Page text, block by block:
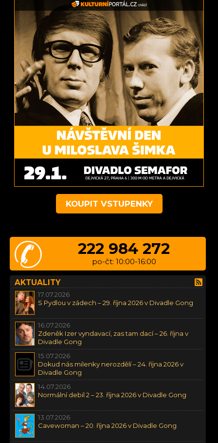
KOUPIT VSTUPENKY
222 984 272
po-čt: 10:00-16:00
AKTUALITY
17.07.2026
S Pydlou v zádech – 29. října 2026 v Divadle Gong
16.07.2026
Zdeněk Izer vyndavací, zas tam dací – 26. října v
Divadle Gong
15.07.2026
Dokud nás milenky nerozdělí – 24. října 2026 v
Divadle Gong
14.07.2026
Normální debil 2 – 23. října 2026 v Divadle Gong
13.07.2026
Cavewoman – 20. října 2026 v Divadle Gong